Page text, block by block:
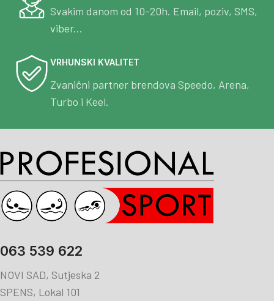
Svakim danom od 10-20h. Email, poziv, SMS,
viber...
VRHUNSKI KVALITET
Zvanični partner brendova Speedo, Arena,
Turbo i Keel.
063 539 622
NOVI SAD, Sutjeska 2
SPENS, Lokal 101